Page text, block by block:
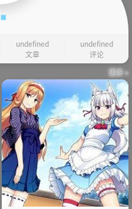
undefined
文章
undefined
评论
更多 »